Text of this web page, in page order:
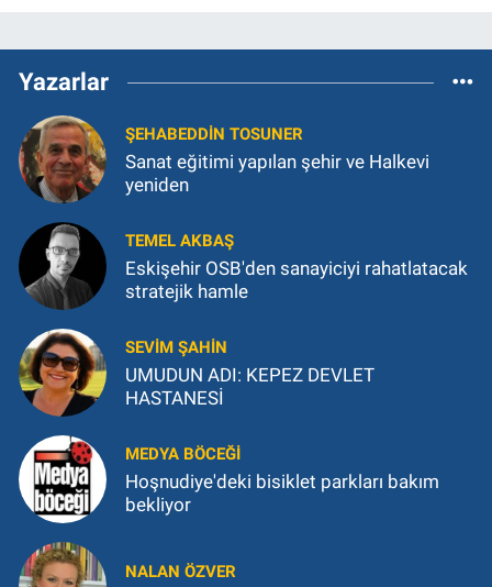
Yazarlar
ŞEHABEDDIN TOSUNER
Sanat eğitimi yapılan şehir ve Halkevi
yeniden
TEMEL AKBAŞ
Eskişehir OSB'den sanayiciyi rahatlatacak
stratejik hamle
SEVIM ŞAHIN
UMUDUN ADI: KEPEZ DEVLET
HASTANESİ
MEDYA BÖCEĞI
Hoşnudiye'deki bisiklet parkları bakım
bekliyor
NALAN ÖZVER